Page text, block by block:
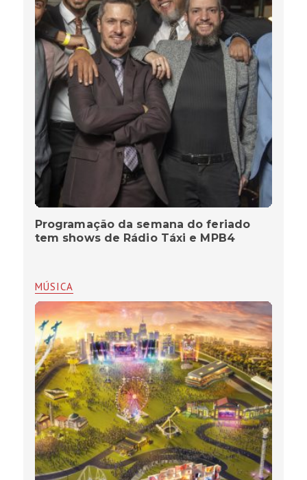
Programação da semana do feriado
tem shows de Rádio Táxi e MPB4
MÚSICA